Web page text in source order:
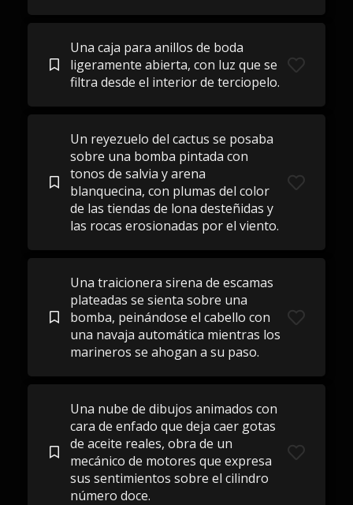
Una caja para anillos de boda
ligeramente abierta, con luz que se
filtra desde el interior de terciopelo.
Un reyezuelo del cactus se posaba
sobre una bomba pintada con
tonos de salvia y arena
blanquecina, con plumas del color
de las tiendas de lona desteñidas y
las rocas erosionadas por el viento.
Una traicionera sirena de escamas
plateadas se sienta sobre una
bomba, peinándose el cabello con
una navaja automática mientras los
marineros se ahogan a su paso.
Una nube de dibujos animados con
cara de enfado que deja caer gotas
de aceite reales, obra de un
mecánico de motores que expresa
sus sentimientos sobre el cilindro
número doce.